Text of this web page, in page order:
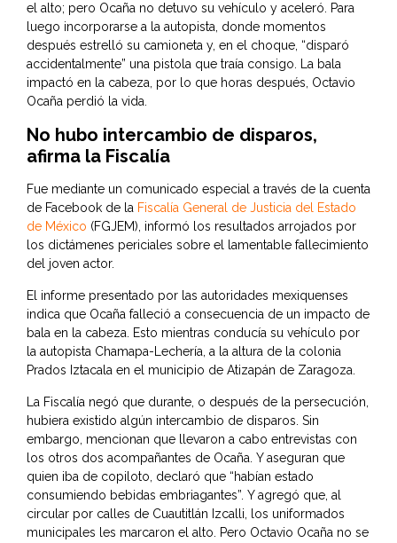
el alto; pero Ocaña no detuvo su vehículo y aceleró. Para
luego incorporarse a la autopista, donde momentos
después estrelló su camioneta y, en el choque, “disparó
accidentalmente” una pistola que traía consigo. La bala
impactó en la cabeza, por lo que horas después, Octavio
Ocaña perdió la vida.
No hubo intercambio de disparos,
afirma la Fiscalía
Fue mediante un comunicado especial a través de la cuenta
de Facebook de la Fiscalía General de Justicia del Estado
de México (FGJEM), informó los resultados arrojados por
los dictámenes periciales sobre el lamentable fallecimiento
del joven actor.
El informe presentado por las autoridades mexiquenses
indica que Ocaña falleció a consecuencia de un impacto de
bala en la cabeza. Esto mientras conducía su vehículo por
la autopista Chamapa-Lechería, a la altura de la colonia
Prados Iztacala en el municipio de Atizapán de Zaragoza.
La Fiscalía negó que durante, o después de la persecución,
hubiera existido algún intercambio de disparos. Sin
embargo, mencionan que llevaron a cabo entrevistas con
los otros dos acompañantes de Ocaña. Y aseguran que
quien iba de copiloto, declaró que “habían estado
consumiendo bebidas embriagantes”. Y agregó que, al
circular por calles de Cuautitlán Izcalli, los uniformados
municipales les marcaron el alto. Pero Octavio Ocaña no se